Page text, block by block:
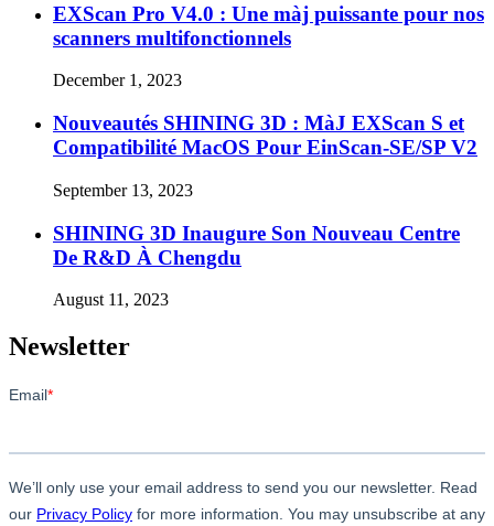
EXScan Pro V4.0 : Une màj puissante pour nos
scanners multifonctionnels
December 1, 2023
Nouveautés SHINING 3D : MàJ EXScan S et
Compatibilité MacOS Pour EinScan-SE/SP V2
September 13, 2023
SHINING 3D Inaugure Son Nouveau Centre
De R&D À Chengdu
August 11, 2023
Newsletter